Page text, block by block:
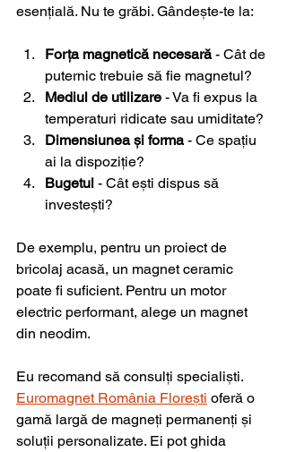
esențială. Nu te grăbi. Gândește-te la:
Forța magnetică necesară - Cât de
puternic trebuie să fie magnetul?
Mediul de utilizare - Va fi expus la
temperaturi ridicate sau umiditate?
Dimensiunea și forma - Ce spațiu
ai la dispoziție?
Bugetul - Cât ești dispus să
investești?
De exemplu, pentru un proiect de
bricolaj acasă, un magnet ceramic
poate fi suficient. Pentru un motor
electric performant, alege un magnet
din neodim.
Eu recomand să consulți specialiști.
Euromagnet România Florești oferă o
gamă largă de magneți permanenți și
soluții personalizate. Ei pot ghida